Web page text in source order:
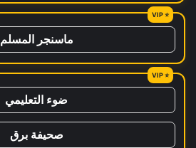
ماسنجر المسلم
ضوء التعليمي
صحيفة برق